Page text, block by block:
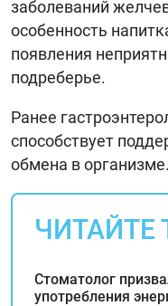
заболеваний
особенность
появления
подреберье.
Ранее
способствует
обмена в организме.
ЧИТАЙТЕ
Стоматолог
употребления